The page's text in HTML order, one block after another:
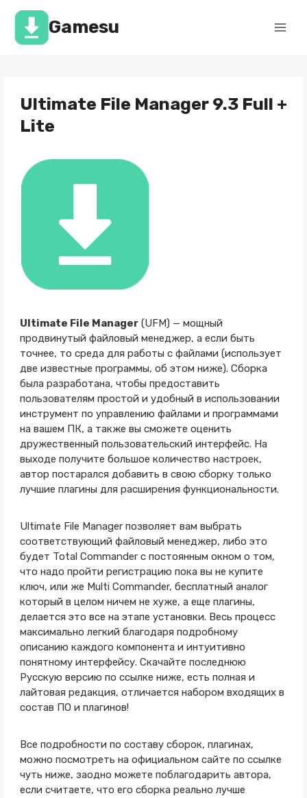
Перейти
содержимомуGamesu
Ultimate File Manager 9.3 Full +
Lite
Ultimate File Manager(UFM) — мощный
продвинутый файловый менеджер, а если быть
точнее, то среда для работы с файлами (использует
две известные программы, об этом ниже). Сборка
была разработана, чтобы предоставить
пользователям простой и удобный в использовании
инструмент по управлению файлами и программами
на вашем ПК, а также вы сможете оценить
дружественный пользовательский интерфейс. На
выходе получите большое количество настроек,
автор постарался добавить в свою сборку только
лучшие плагины для расширения функциональности.
Ultimate File Manager позволяет вам выбрать
соответствующий файловый менеджер, либо это
будет Total Commander с постоянным окном о том,
что надо пройти регистрацию пока вы не купите
ключ, или же Multi Commander, бесплатный аналог
который в целом ничем не хуже, а еще плагины,
делается это все на этапе установки. Весь процесс
максимально легкий благодаря подробному
описанию каждого компонента и интуитивно
понятному интерфейсу. Скачайте последнюю
Русскую версию по ссылке ниже, есть полная и
лайтовая редакция, отличается набором входящих в
состав ПО и плагинов!
Все подробности по составу сборок, плагинах,
можно посмотреть на официальном сайте по ссылке
чуть ниже, заодно можете поблагодарить автора,
если считаете, что его сборка реально лучше